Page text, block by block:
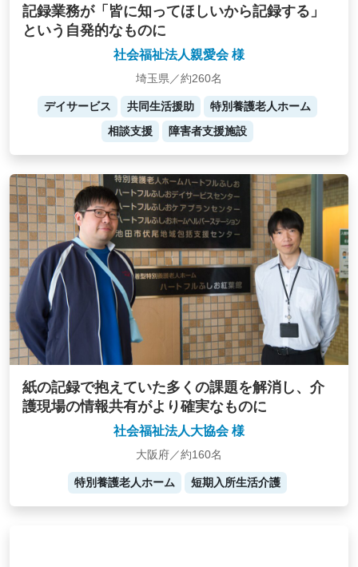
記録業務が「皆に知ってほしいから記録する」
という自発的なものに
社会福祉法人親愛会 様
埼玉県／約260名
デイサービス 共同生活援助
特別養護老人ホーム
相談支援
障害者支援施設
紙の記録で抱えていた多くの課題を解消し、介
護現場の情報共有がより確実なものに
社会福祉法人大協会 様
大阪府／約160名
特別養護老人ホーム 短期入所生活介護